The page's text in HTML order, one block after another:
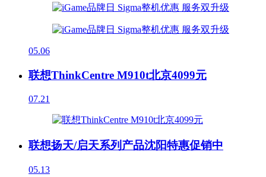
05.06
联想ThinkCentre M910t北京4099元
07.21
联想扬天/启天系列产品沈阳特惠促销中
05.13